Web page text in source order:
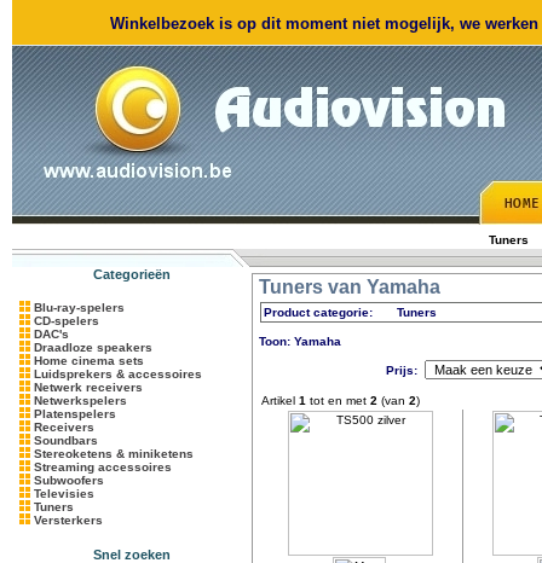
Winkelbezoek is op dit moment niet mogelijk, we
Tuners
Categorieën
Blu-ray-spelers
CD-spelers
DAC's
Draadloze speakers
Home cinema sets
Luidsprekers & accessoires
Netwerk receivers
Netwerkspelers
Platenspelers
Receivers
Soundbars
Stereoketens & miniketens
Streaming accessoires
Subwoofers
Televisies
Tuners
Versterkers
Snel zoeken
Tuners van Yamaha
Product categorie: Tuners
Toon: Yamaha
Prijs:
Artikel 1 tot en met 2 (van 2)